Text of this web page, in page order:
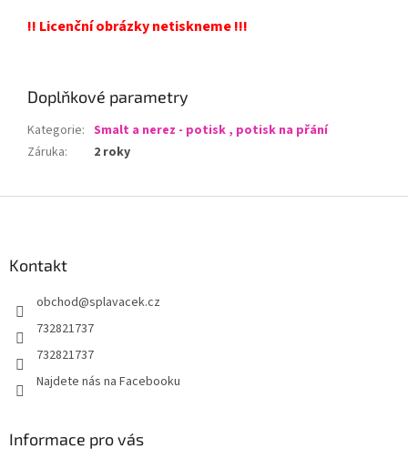
!! Licenční obrázky netiskneme !!!
Doplňkové parametry
Kategorie: Smalt a nerez - potisk , potisk na přání
Záruka: 2 roky
Kontakt
obchod@splavacek.cz
732821737
732821737
Najdete nás na Facebooku
Informace pro vás